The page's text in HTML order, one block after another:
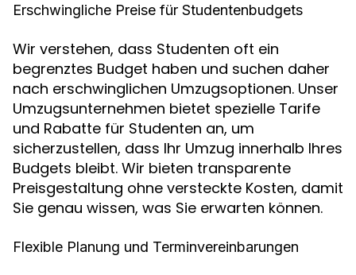
Erschwingliche Preise für Studentenbudgets
Wir verstehen, dass Studenten oft ein
begrenztes Budget haben und suchen daher
nach erschwinglichen Umzugsoptionen. Unser
Umzugsunternehmen bietet spezielle Tarife
und Rabatte für Studenten an, um
sicherzustellen, dass Ihr Umzug innerhalb Ihres
Budgets bleibt. Wir bieten transparente
Preisgestaltung ohne versteckte Kosten, damit
Sie genau wissen, was Sie erwarten können.
Flexible Planung und Terminvereinbarungen